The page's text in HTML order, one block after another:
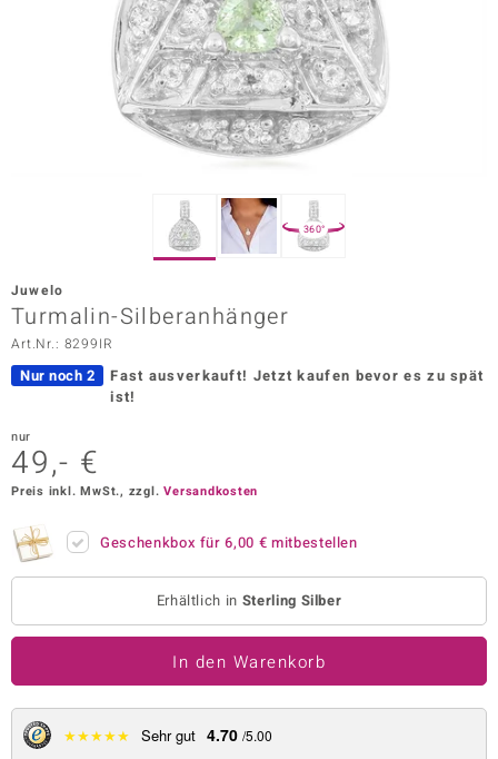
Vogue
BY DE MELO
360°
Juwelo
Turmalin-Silberanhänger
Art.Nr.: 8299IR
Nur noch 2 Fast ausverkauft! Jetzt kaufen bevor es zu spät
ist!
nur
49,- €
Preis inkl. MwSt., zzgl.Versandkosten
Geschenkbox für6,00 € mitbestellen
Erhältlich in Sterling Silber
In den Warenkorb
★★★★★ Sehr gut 4.70 /5.00